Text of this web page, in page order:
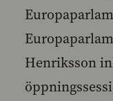
Henriksson